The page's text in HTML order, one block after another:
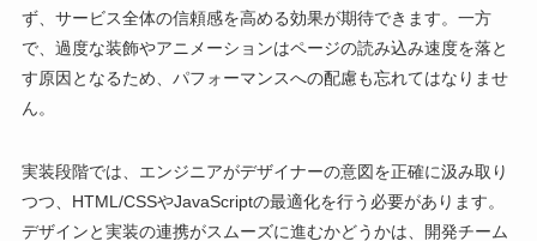
ず、サービス全体の信頼感を高める効果が期待できます。一方
で、過度な装飾やアニメーションはページの読み込み速度を落と
す原因となるため、パフォーマンスへの配慮も忘れてはなりませ
ん。
実装段階では、エンジニアがデザイナーの意図を正確に汲み取り
つつ、HTML/CSSやJavaScriptの最適化を行う必要があります。
デザインと実装の連携がスムーズに進むかどうかは、開発チーム